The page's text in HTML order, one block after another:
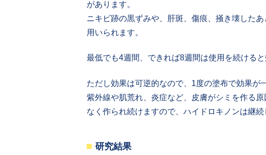
があります。
ニキビ跡の黒ずみや、肝斑、傷痕、掻き壊した
用いられます。
最低でも4週間、できれば8週間は使用を続けると
ただし効果は可逆的なので、1度の塗布で効果が
紫外線や肌荒れ、炎症など、皮膚がシミを作る
なく作られ続けますので、ハイドロキノンは継続
研究結果